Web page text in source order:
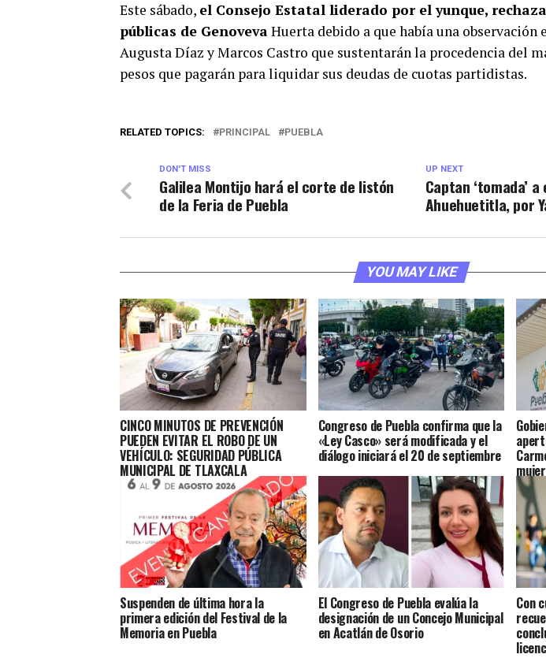
Este sábado, el Consejo Estatal liderado por el yunque,
públicas de GenovevaHuerta debido a que había una observación
Augusta Díaz y Marcos Castro que sustentarán la procedencia del
pesos que pagarán para liquidar sus deudas de cuotas partidistas.
RELATED TOPICS: PRINCIPAL PUEBLA
UP NEXT
Captan ‘tomada’
Ahuehuetitla, por
DON'T MISS
Galilea Montijo hará el corte de listón
de la Feria de Puebla
YOU MAY LIKE
CINCO MINUTOS DE PREVENCIÓN
PUEDEN EVITAR EL ROBO DE UN
VEHÍCULO: SEGURIDAD PÚBLICA
MUNICIPAL DE TLAXCALA
Congreso de Puebla confirma que la
«Ley Casco» será modificada y el
diálogo iniciará el 20 de septiembre
Suspenden de última hora la
primera edición del Festival de la
Memoria en Puebla
El Congreso de Puebla evalúa la
designación de un Concejo Municipal
en Acatlán de Osorio
Con